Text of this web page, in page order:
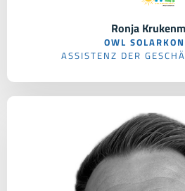
Ronja
OWL
ASSISTENZ DER